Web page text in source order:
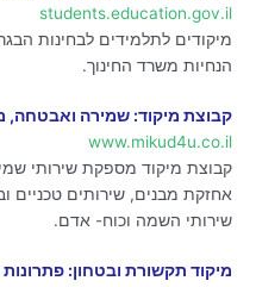
students.education.gov.il
מיקודים לתלמידים לבחינות
הנחיות משרד החינוך.
קבוצת מיקוד: שמירה ואבטחה,
www.mikud4u.co.il
קבוצת מיקוד מספקת שירותי
אחזקת מבנים, שירותים טכניים
שירותי השמה וכוח- אדם.
מיקוד תקשורת ובטחון: